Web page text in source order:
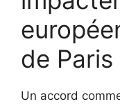
de Paris
Un accord